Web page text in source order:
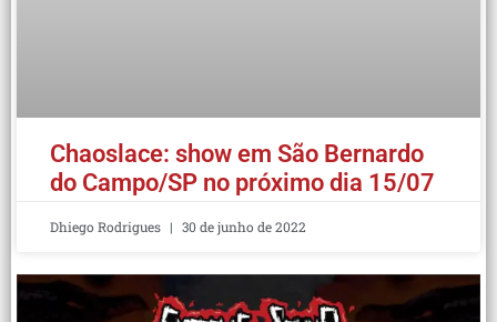
Chaoslace: show em São Bernardo
do Campo/SP no próximo dia 15/07
Dhiego Rodrigues 30 de junho de 2022